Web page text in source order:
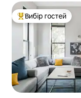
Топ вибір гостей
Вибір гостей